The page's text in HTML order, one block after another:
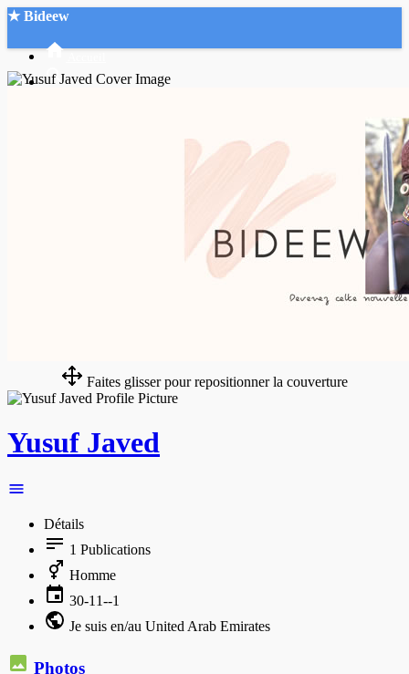
★ Bideew
Faites glisser pour repositionner la couverture
Yusuf Javed
Détails
1 Publications
Homme
30-11--1
Je suis en/au United Arab Emirates
Photos